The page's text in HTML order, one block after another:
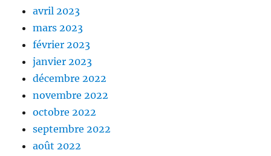
avril 2023
mars 2023
février 2023
janvier 2023
décembre 2022
novembre 2022
octobre 2022
septembre 2022
août 2022